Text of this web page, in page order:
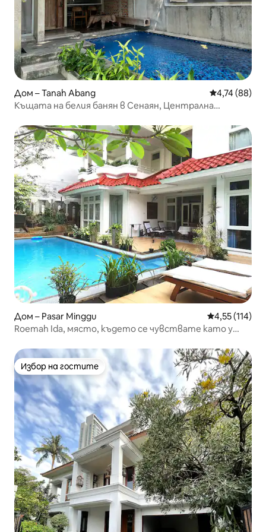
Дом – Tanah Abang Средна
4,74 (88)
Къщата на белия банян в Сенаян, Централна
Дом – Pasar Minggu Средна
4,55 (114)
Roemah Ida, място, където се чувствате като у
Избор на гостите
Избор на гостите